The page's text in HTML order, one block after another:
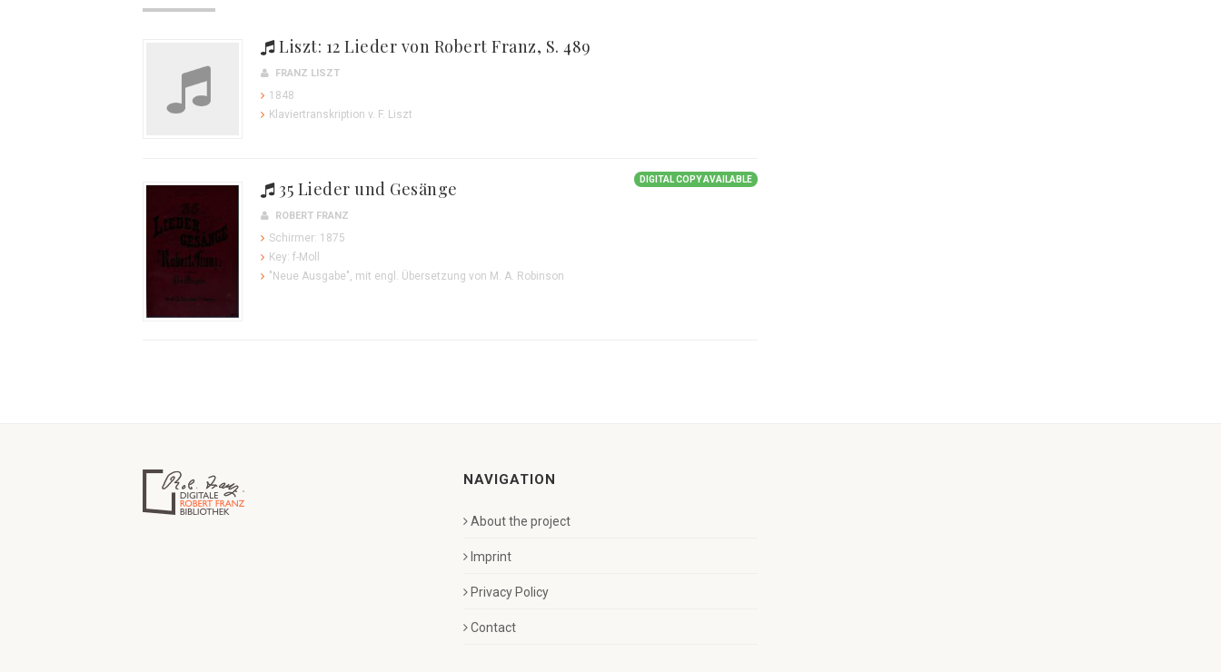
Liszt: 12 Lieder von Robert Franz, S. 489
FRANZ LISZT
1848
Klaviertranskription v. F. Liszt
DIGITAL COPY AVAILABLE
35 Lieder und Gesänge
ROBERT FRANZ
Schirmer: 1875
Key: f-Moll
"Neue Ausgabe", mit engl. Übersetzung von M. A. Robinson
NAVIGATION
About the project
Imprint
Privacy Policy
Contact